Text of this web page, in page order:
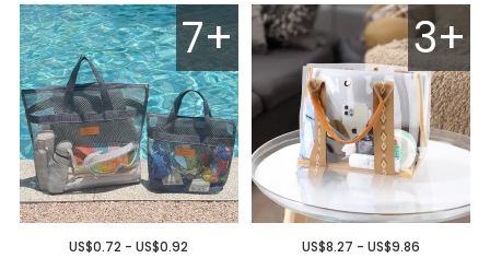
7+
US$0.72 - US$0.92
3+
US$8.27 - US$9.86